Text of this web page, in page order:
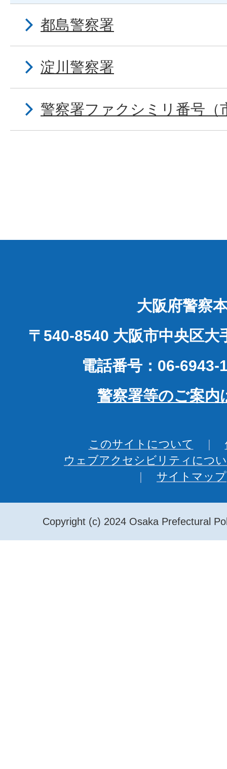
都島警察署
淀川警察署
警察署ファクシミリ番号（
大阪府警察
〒540-8540 大阪市中央区大
電話番号：06-6943-
警察署等のご案内
このサイトについて
ウェブアクセシビリティにつ
サイトマップ
Copyright (c) 2024 Osaka Prefectural